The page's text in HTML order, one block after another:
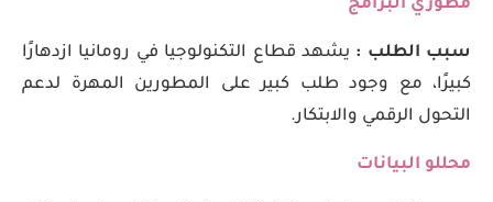
مطوري البرامج
سبب الطلب : يشهد قطاع التكنولوجيا في رومانيا ازدهارًا
كبيرًا، مع وجود طلب كبير على المطورين المهرة لدعم
التحول الرقمي والابتكار.
محللو البيانات